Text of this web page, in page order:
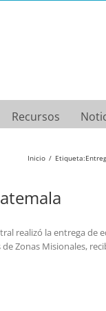
Recursos
Inicio Etiqueta:
realizó la entrega de
Zonas Misionales,